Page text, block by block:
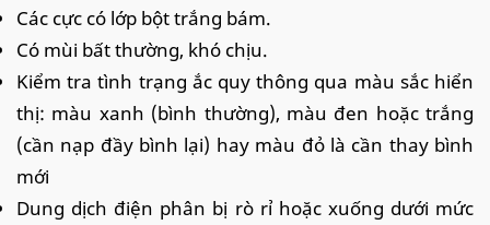
Các cực có lớp bột trắng bám.
Có mùi bất thường, khó chịu.
Kiểm tra tình trạng ắc quy thông qua màu sắc hiển
thị: màu xanh (bình thường), màu đen hoặc trắng
(cần nạp đầy bình lại) hay màu đỏ là cần thay bình
mới
Dung dịch điện phân bị rò rỉ hoặc xuống dưới mức